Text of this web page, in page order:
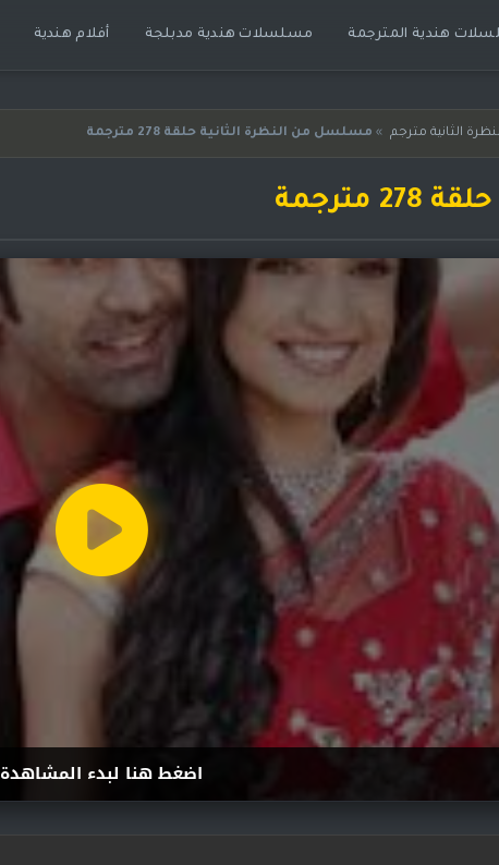
هندية المترجمة مسلسلات هندية مدبلجة أفلام هندية
الثانية مترجم » مسلسل من النظرة الثانية حلقة 278 مترجمة
اضغط هنا لبدء المشاهدة